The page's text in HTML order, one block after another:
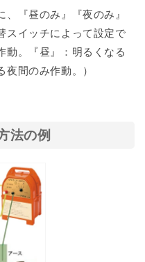
『昼のみ』『夜のみ』
スイッチによって設定で
動。『昼』：明るくなる
間のみ作動。）
法の例